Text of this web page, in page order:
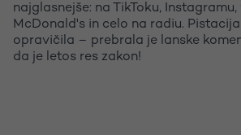
najglasnejše: na TikToku,
McDonald's in celo na radiu.
opravičila – prebrala je lanske
da je letos res zakon!